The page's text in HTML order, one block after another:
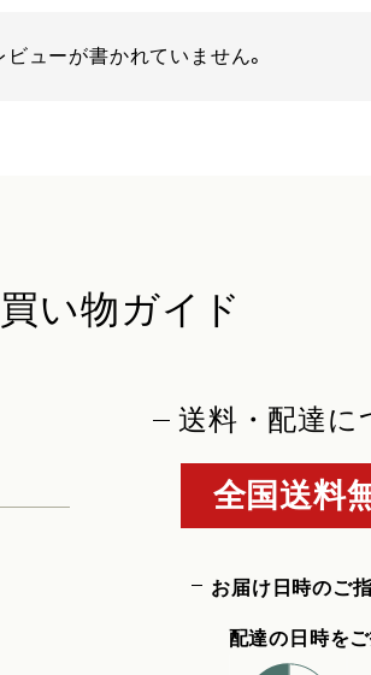
ビューが書かれていません。
い物ガイド
送料・配達に
全国送料
お届け日時のご
配達の日時を